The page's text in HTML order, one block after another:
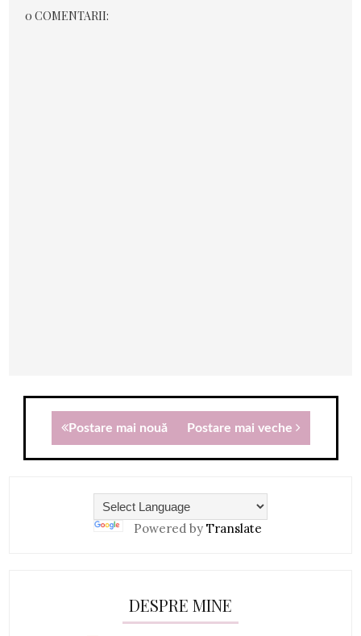
0 COMENTARII:
Postare mai nouă Postare mai veche
Powered by Translate
DESPRE MINE